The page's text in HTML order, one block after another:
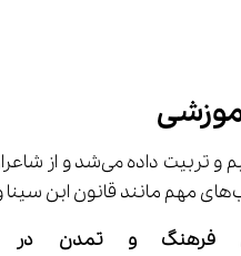
فرهنگ و تمدن